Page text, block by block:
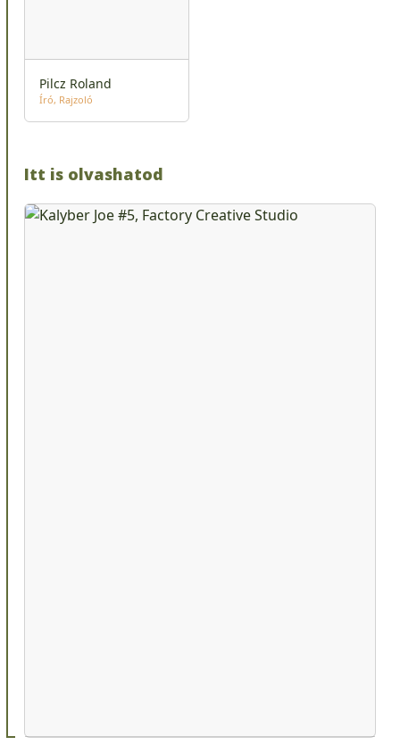
Pilcz Roland
Író Rajzoló
Itt is olvashatod